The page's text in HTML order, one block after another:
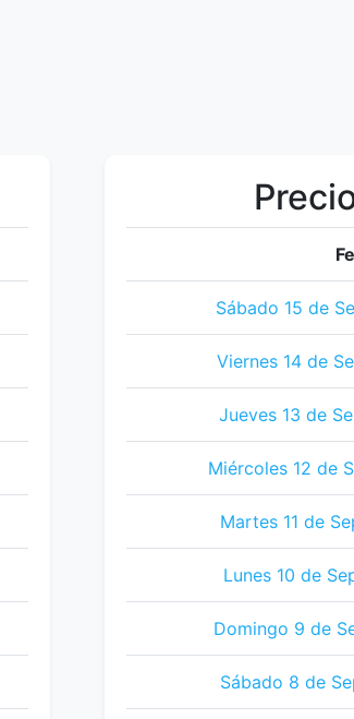
Sábado 15 de
Viernes 14 de
Jueves 13 de
Miércoles 12 de
Martes 11 de
Lunes 10 de
Domingo 9 de
Sábado 8 de